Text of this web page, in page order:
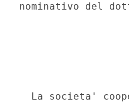
nominativo del
La societa'